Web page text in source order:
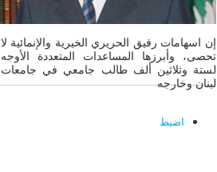
إن اسهامات رفيق الحريري الخيرية والإنمائية لا
تحصى، وأبرزها المساعدات المتعددة الأوجه
لستة وثلاثين ألف طالب جامعي في جامعات
لبنان وخارجه
اضبط